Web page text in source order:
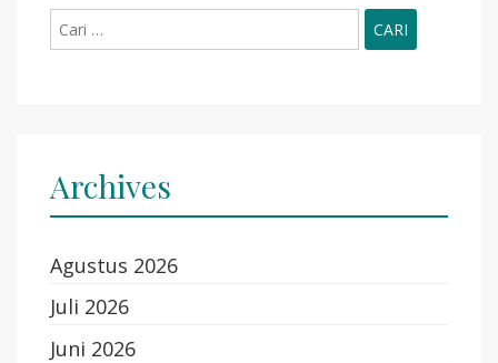
untuk:
Archives
Agustus 2026
Juli 2026
Juni 2026